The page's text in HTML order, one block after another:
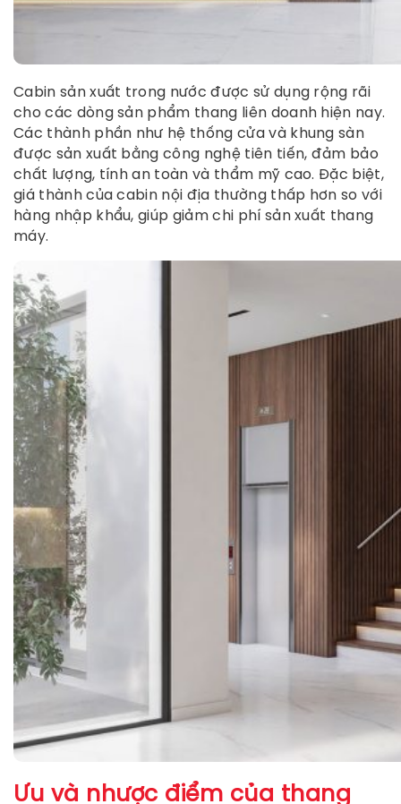
Cabin sản xuất trong nước được sử dụng rộng rãi
cho các dòng sản phẩm thang liên doanh hiện nay.
Các thành phần như hệ thống cửa và khung sàn
được sản xuất bằng công nghệ tiên tiến, đảm bảo
chất lượng, tính an toàn và thẩm mỹ cao. Đặc biệt,
giá thành của cabin nội địa thường thấp hơn so với
hàng nhập khẩu, giúp giảm chi phí sản xuất thang
máy.
Ưu và nhược điểm của thang